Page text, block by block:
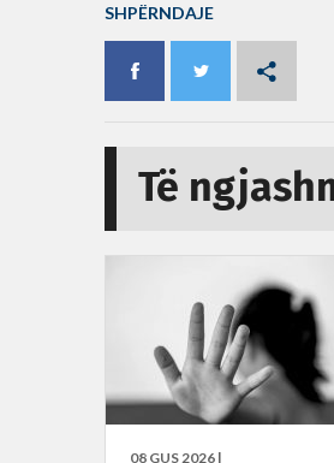
SHPËRNDAJE
Të
08 GUS 2026 |